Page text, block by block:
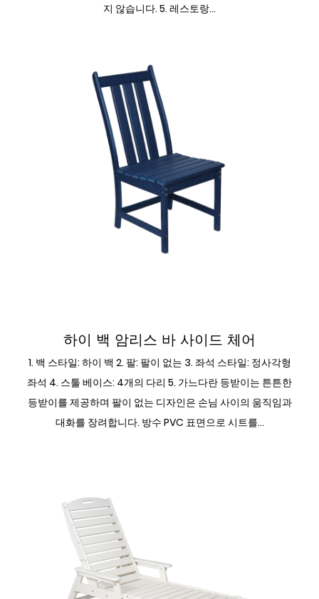
지 않습니다. 5. 레스토랑...
하이 백 암리스 바 사이드 체어
1. 백 스타일: 하이 백 2. 팔: 팔이 없는 3. 좌석 스타일: 정사각형
좌석 4. 스툴 베이스: 4개의 다리 5. 가느다란 등받이는 튼튼한
등받이를 제공하며 팔이 없는 디자인은 손님 사이의 움직임과
대화를 장려합니다. 방수 PVC 표면으로 시트를...